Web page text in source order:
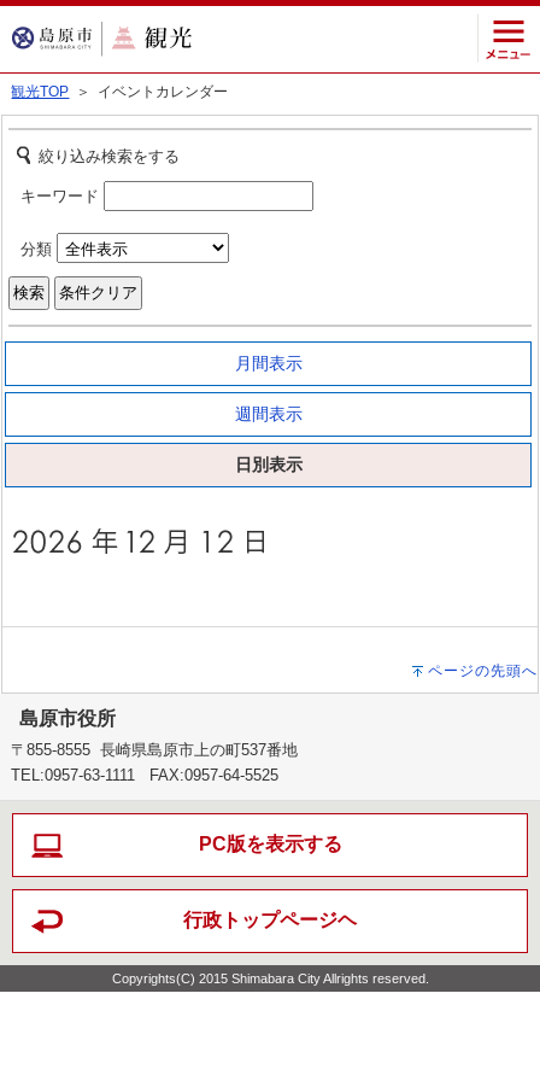
観光TOP ＞ イベントカレンダー
絞り込み検索をする
キーワード
分類
月間表示
週間表示
日別表示
ページの先頭へ
島原市役所
〒855-8555 長崎県島原市上の町537番地
TEL:0957-63-1111 FAX:0957-64-5525
PC版を表示する
行政トップページヘ
Copyrights(C) 2015 Shimabara City Allrights reserved.